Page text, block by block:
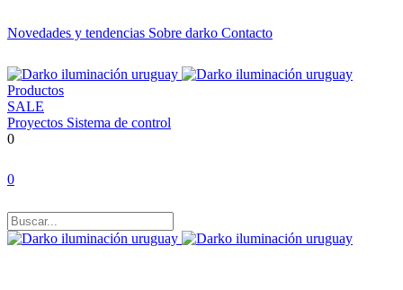
Novedades y tendencias Sobre darko Contacto
Productos
SALE
Proyectos Sistema de control
0
0